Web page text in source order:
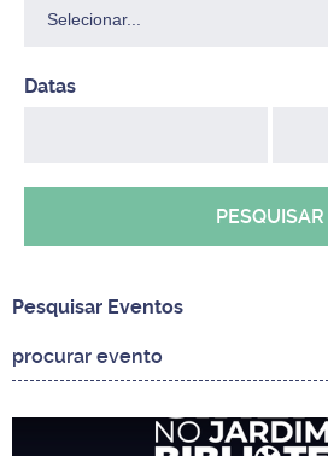
PESQUISAR
Pesquisar Eventos